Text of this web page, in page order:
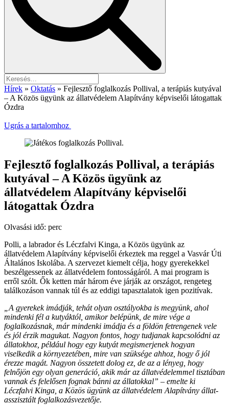
Hírek » Oktatás » Fejlesztő foglalkozás Pollival, a terápiás kutyával
– A Közös ügyünk az állatvédelem Alapítvány képviselői látogattak
Ózdra
Ugrás a tartalomhoz
Fejlesztő foglalkozás Pollival, a terápiás
kutyával – A Közös ügyünk az
állatvédelem Alapítvány képviselői
látogattak Ózdra
Olvasási idő: perc
Polli, a labrador és Léczfalvi Kinga, a Közös ügyünk az
állatvédelem Alapítvány képviselői érkeztek ma reggel a Vasvár Úti
Általános Iskolába. A szervezet kiemelt célja, hogy gyerekekkel
beszélgessenek az állatvédelem fontosságáról. A mai program is
erről szólt. Ők ketten már három éve járják az országot, rengeteg
találkozáson vannak túl és az eddigi tapasztalatok igen pozitívak.
„A gyerekek imádják, tehát olyan osztályokba is megyünk, ahol
mindenki fél a kutyáktól, amikor belépünk, de mire vége a
foglalkozásnak, már mindenki imádja és a földön fetrengenek vele
és jól érzik magukat. Nagyon fontos, hogy tudjanak kapcsolódni az
állatokhoz, például hogy egy kutyát megismerjenek hogyan
viselkedik a környezetében, mire van szüksége ahhoz, hogy ő jól
érezze magát. Nagyon összetett dolog ez, de az a lényeg, hogy
felnőjön egy olyan generáció, akik már az állatvédelemmel tisztában
vannak és felelősen fognak bánni az állatokkal” – emelte ki
Léczfalvi Kinga, a Közös ügyünk az állatvédelem Alapítvány állat-
asszisztált foglalkozásvezetője.